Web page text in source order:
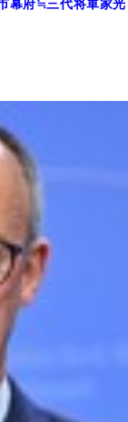
幕府≒三代将軍家光